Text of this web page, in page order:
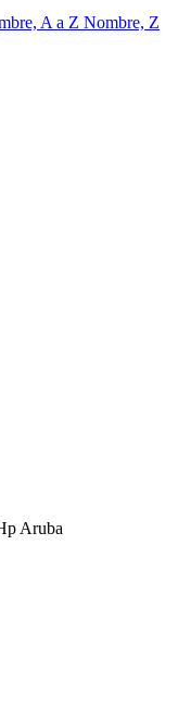
A a Z Nombre, Z
Aruba